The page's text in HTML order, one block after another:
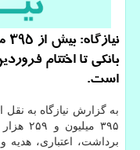
بانکی تا اختتام
است.
به گزارش نیازگاه به نقل
برداشت، اعتباری،